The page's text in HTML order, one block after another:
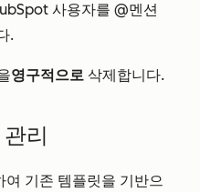
사용자를 @멘션
.
영구적으로 삭제합니다.
리
여 기존 템플릿을 기반으